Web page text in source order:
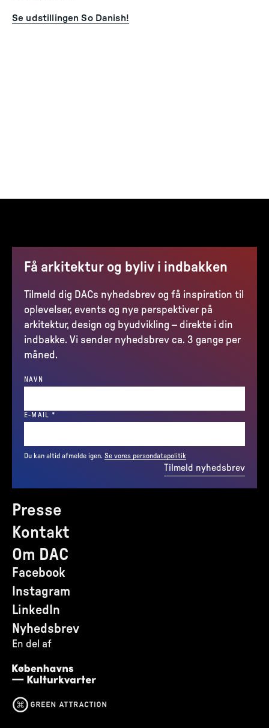
Se udstillingen So Danish!
Presse
Kontakt
Om DAC
Facebook
Instagram
LinkedIn
Nyhedsbrev
En del af
Få arkitektur og byliv i indbakken
Tilmeld dig DACs nyhedsbrev og få inspiration til
oplevelser, events og nye perspektiver på
arkitektur, design og byudvikling – direkte i din
indbakke. Vi sender nyhedsbrev ca. 3 gange per
måned.
NAVN
E-MAIL *
Du kan altid afmelde igen. Se vores persondatapolitik
Tilmeld nyhedsbrev